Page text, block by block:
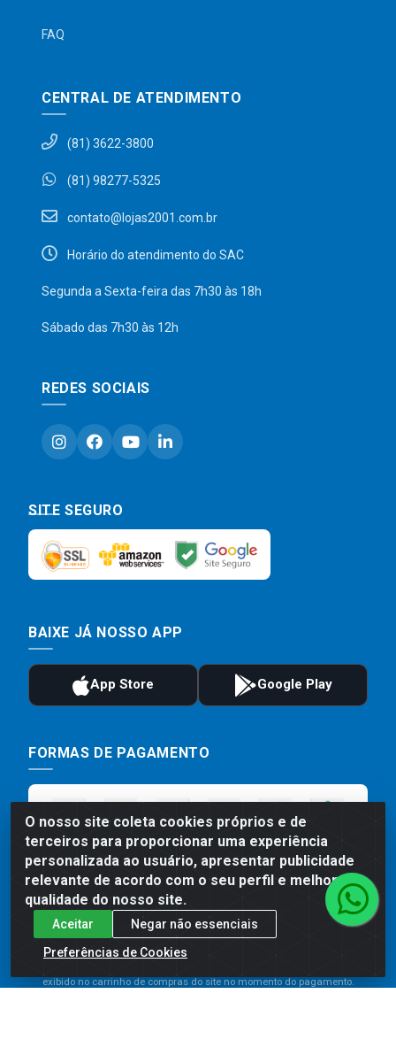
O nosso site coleta cookies próprios e de
terceiros para proporcionar uma experiência
personalizada ao usuário, apresentar publicidade
relevante de acordo com o seu perfil e melhorar a
qualidade do nosso site.
Aceitar
Negar não essenciais
Preferências de Cookies
FAQ
CENTRAL DE ATENDIMENTO
(81) 3622-3800
(81) 98277-5325
contato@lojas2001.com.br
Horário do atendimento do SAC
Segunda a Sexta-feira das 7h30 às 18h
Sábado das 7h30 às 12h
REDES SOCIAIS
SITE SEGURO
BAIXE JÁ NOSSO APP
FORMAS DE PAGAMENTO
Preços, promoções, condições de pagamento e frete são válidos
para compras realizadas exclusivamente pelo site. Caso haja
exibido no carrinho de compras do site no momento do pagamento.